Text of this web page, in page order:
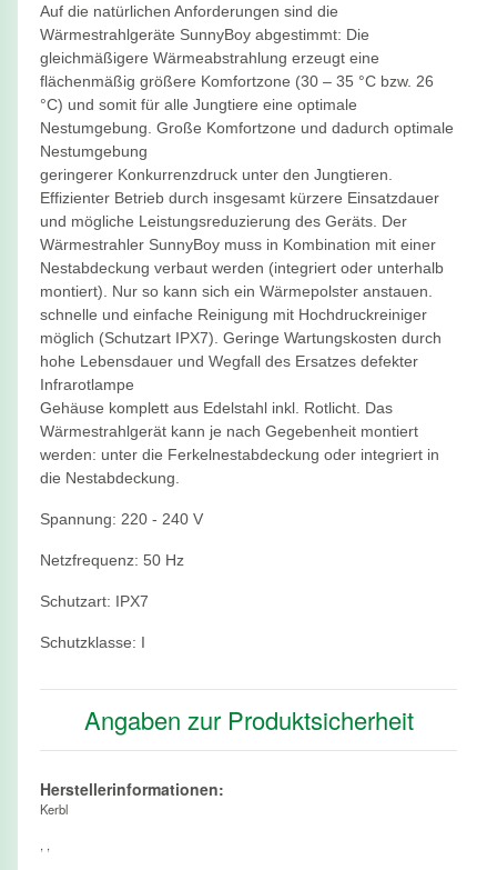
Auf die natürlichen Anforderungen sind die
Wärmestrahlgeräte SunnyBoy abgestimmt: Die
gleichmäßigere Wärmeabstrahlung erzeugt eine
flächenmäßig größere Komfortzone (30 – 35 °C bzw. 26
°C) und somit für alle Jungtiere eine optimale
Nestumgebung. Große Komfortzone und dadurch optimale
Nestumgebung
geringerer Konkurrenzdruck unter den Jungtieren.
Effizienter Betrieb durch insgesamt kürzere Einsatzdauer
und mögliche Leistungsreduzierung des Geräts. Der
Wärmestrahler SunnyBoy muss in Kombination mit einer
Nestabdeckung verbaut werden (integriert oder unterhalb
montiert). Nur so kann sich ein Wärmepolster anstauen.
schnelle und einfache Reinigung mit Hochdruckreiniger
möglich (Schutzart IPX7). Geringe Wartungskosten durch
hohe Lebensdauer und Wegfall des Ersatzes defekter
Infrarotlampe
Gehäuse komplett aus Edelstahl inkl. Rotlicht. Das
Wärmestrahlgerät kann je nach Gegebenheit montiert
werden: unter die Ferkelnestabdeckung oder integriert in
die Nestabdeckung.
Spannung: 220 - 240 V
Netzfrequenz: 50 Hz
Schutzart: IPX7
Schutzklasse: I
Angaben zur Produktsicherheit
Herstellerinformationen:
Kerbl
, ,